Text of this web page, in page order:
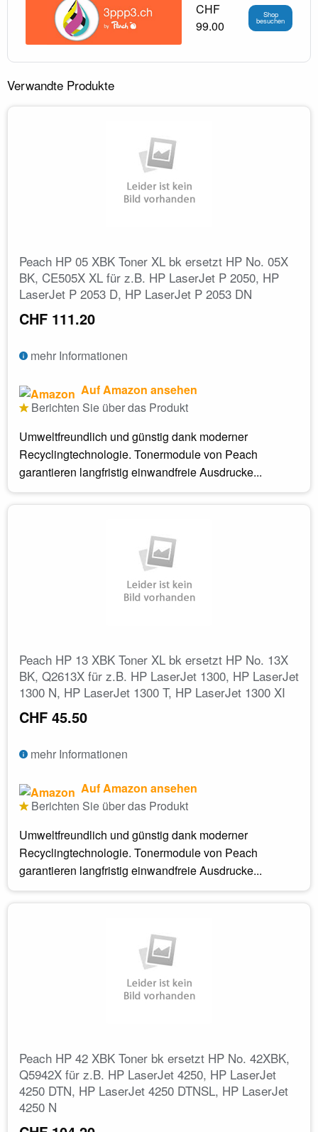
CHF
99.00
Shop
besuchen
Verwandte Produkte
Peach HP 05 XBK Toner XL bk ersetzt HP No. 05X
BK, CE505X XL für z.B. HP LaserJet P 2050, HP
LaserJet P 2053 D, HP LaserJet P 2053 DN
CHF 111.20
mehr Informationen
Auf Amazon ansehen
Berichten Sie über das Produkt
Umweltfreundlich und günstig dank moderner
Recyclingtechnologie. Tonermodule von Peach
garantieren langfristig einwandfreie Ausdrucke...
Peach HP 13 XBK Toner XL bk ersetzt HP No. 13X
BK, Q2613X für z.B. HP LaserJet 1300, HP LaserJet
1300 N, HP LaserJet 1300 T, HP LaserJet 1300 XI
CHF 45.50
mehr Informationen
Auf Amazon ansehen
Berichten Sie über das Produkt
Umweltfreundlich und günstig dank moderner
Recyclingtechnologie. Tonermodule von Peach
garantieren langfristig einwandfreie Ausdrucke...
Peach HP 42 XBK Toner bk ersetzt HP No. 42XBK,
Q5942X für z.B. HP LaserJet 4250, HP LaserJet
4250 DTN, HP LaserJet 4250 DTNSL, HP LaserJet
4250 N